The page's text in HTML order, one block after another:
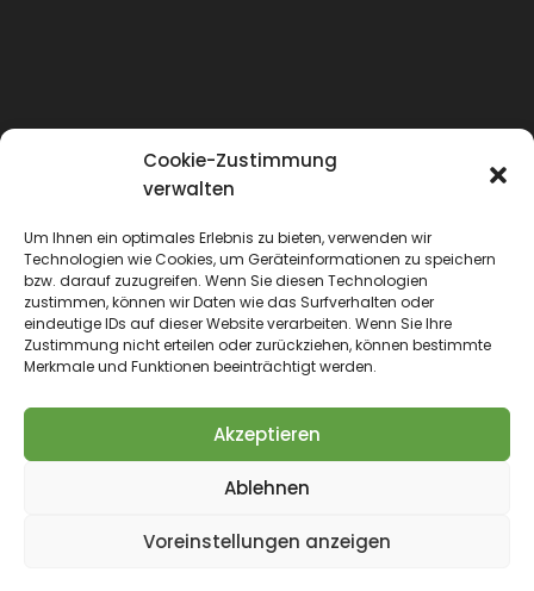
Cookie-Zustimmung
verwalten
Um Ihnen ein optimales Erlebnis zu bieten, verwenden wir
Technologien wie Cookies, um Geräteinformationen zu speichern
bzw. darauf zuzugreifen. Wenn Sie diesen Technologien
zustimmen, können wir Daten wie das Surfverhalten oder
eindeutige IDs auf dieser Website verarbeiten. Wenn Sie Ihre
Zustimmung nicht erteilen oder zurückziehen, können bestimmte
Merkmale und Funktionen beeinträchtigt werden.
Akzeptieren
Ablehnen
Voreinstellungen anzeigen
WE LOVE PETS - Seit 2016 nur das Beste für Haustiere